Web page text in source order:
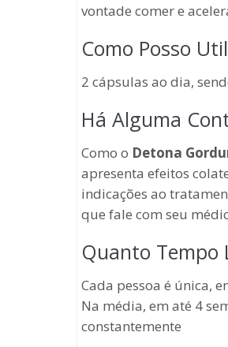
vontade comer e
Como Posso
2 cápsulas ao dia,
Há Alguma
Como o Detona
apresenta efeitos
indicações ao
que fale com seu
Quanto Tempo
Cada pessoa é única,
Na média, em até 4
constantemente